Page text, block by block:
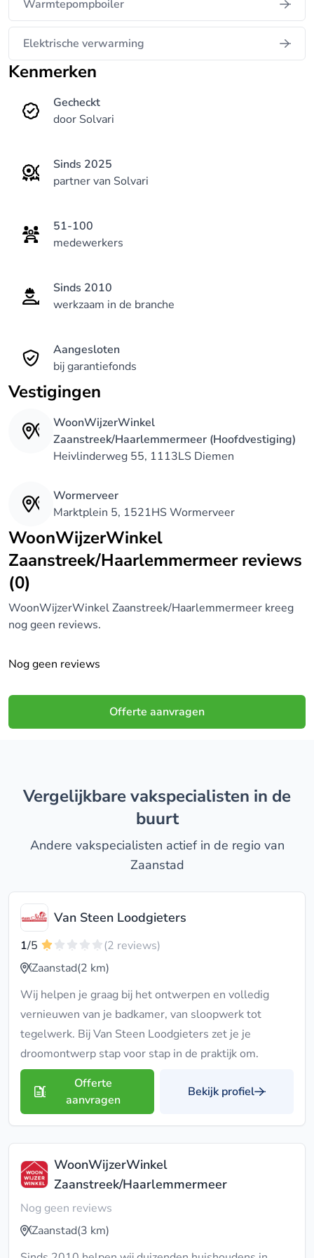
Warmtepompboiler
Elektrische verwarming
Kenmerken
Gecheckt
door Solvari
Sinds 2025
partner van Solvari
51-100
medewerkers
Sinds 2010
werkzaam in de branche
Aangesloten
bij garantiefonds
Vestigingen
WoonWijzerWinkel
Zaanstreek/Haarlemmermeer (Hoofdvestiging)
Heivlinderweg 55, 1113LS Diemen
Wormerveer
Marktplein 5, 1521HS Wormerveer
WoonWijzerWinkel
Zaanstreek/Haarlemmermeer reviews
(0)
WoonWijzerWinkel Zaanstreek/Haarlemmermeer kreeg
nog geen reviews.
Nog geen reviews
Offerte aanvragen
Vergelijkbare vakspecialisten in de
buurt
Andere vakspecialisten actief in de regio van
Zaanstad
Van Steen Loodgieters
1/5
(2 reviews)
Zaanstad(2 km)
Wij helpen je graag bij het ontwerpen en volledig
vernieuwen van je badkamer, van sloopwerk tot
tegelwerk. Bij Van Steen Loodgieters zet je je
droomontwerp stap voor stap in de praktijk om.
Offerte
aanvragen
Bekijk profiel
WoonWijzerWinkel
Zaanstreek/Haarlemmermeer
Nog geen reviews
Zaanstad(3 km)